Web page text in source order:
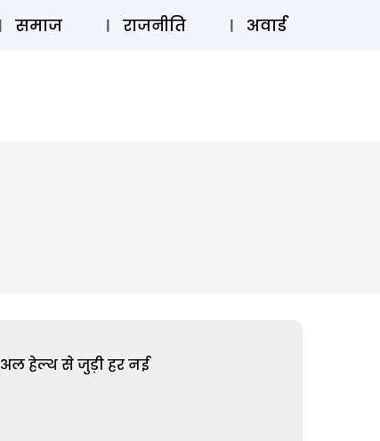
लॉग इन ⚲ SUBSCRIBE
समाज राजनीति अवार्ड
हेल्थ से जुड़ी हर नई